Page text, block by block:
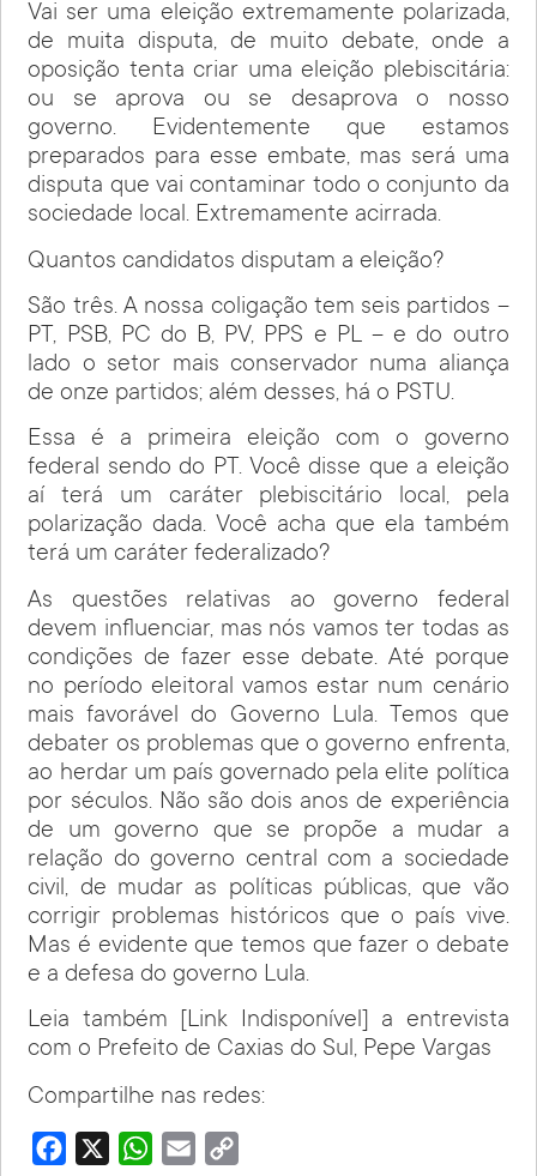
Vai ser uma eleição extremamente polarizada,
de muita disputa, de muito debate, onde a
oposição tenta criar uma eleição plebiscitária:
ou se aprova ou se desaprova o nosso
governo. Evidentemente que estamos
preparados para esse embate, mas será uma
disputa que vai contaminar todo o conjunto da
sociedade local. Extremamente acirrada.
Quantos candidatos disputam a eleição?
São três. A nossa coligação tem seis partidos –
PT, PSB, PC do B, PV, PPS e PL – e do outro
lado o setor mais conservador numa aliança
de onze partidos; além desses, há o PSTU.
Essa é a primeira eleição com o governo
federal sendo do PT. Você disse que a eleição
aí terá um caráter plebiscitário local, pela
polarização dada. Você acha que ela também
terá um caráter federalizado?
As questões relativas ao governo federal
devem influenciar, mas nós vamos ter todas as
condições de fazer esse debate. Até porque
no período eleitoral vamos estar num cenário
mais favorável do Governo Lula. Temos que
debater os problemas que o governo enfrenta,
ao herdar um país governado pela elite política
por séculos. Não são dois anos de experiência
de um governo que se propõe a mudar a
relação do governo central com a sociedade
civil, de mudar as políticas públicas, que vão
corrigir problemas históricos que o país vive.
Mas é evidente que temos que fazer o debate
e a defesa do governo Lula.
Leia também [Link Indisponível] a entrevista
com o Prefeito de Caxias do Sul, Pepe Vargas
Compartilhe nas redes:
Facebook WhatsApp
Email